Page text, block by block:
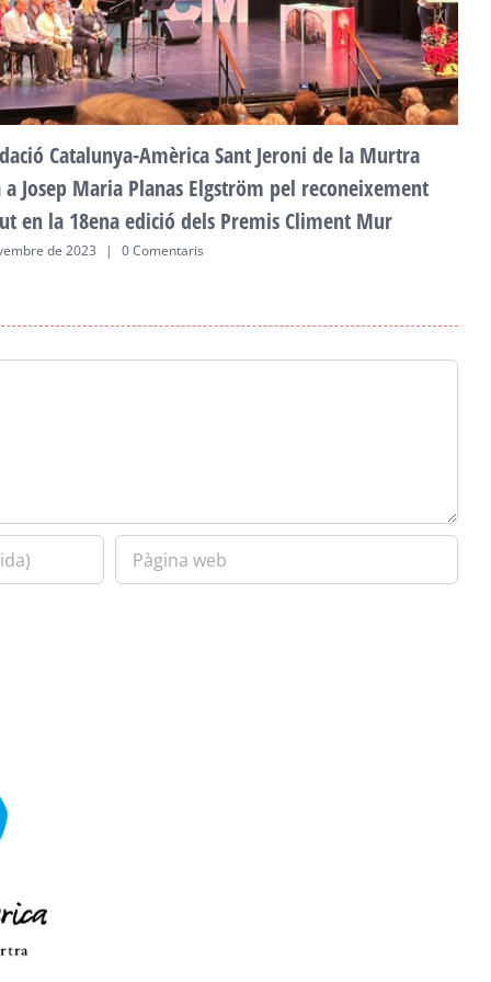
Catalunya-Amèrica Sant Jeroni de la Murtra
Josep Maria Planas Elgström pel reconeixement
en la 18ena edició dels Premis Climent Mur
de 2023 | 0 Comentaris